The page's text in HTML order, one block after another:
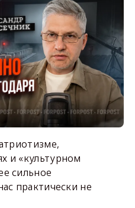
и «культурном
сильное
практически не